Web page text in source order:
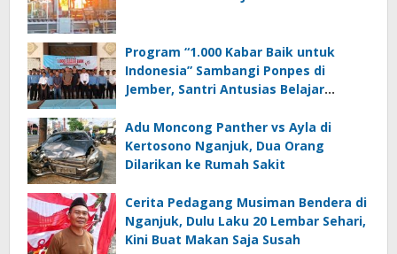
Program “1.000 Kabar Baik untuk
Indonesia” Sambangi Ponpes di
Jember, Santri Antusias Belajar
Adu Moncong Panther vs Ayla di
Kertosono Nganjuk, Dua Orang
Dilarikan ke Rumah Sakit
Cerita Pedagang Musiman Bendera di
Nganjuk, Dulu Laku 20 Lembar Sehari,
Kini Buat Makan Saja Susah